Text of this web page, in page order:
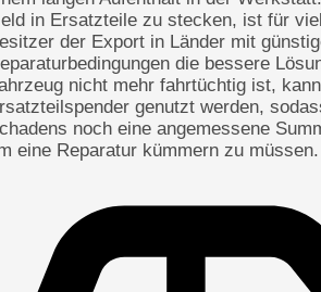
in Ersatzteile zu stecken, ist für
der Export in Länder mit
die bessere
nicht mehr fahrtüchtig ist,
genutzt werden,
noch eine angemessene
eine Reparatur kümmern zu müssen.